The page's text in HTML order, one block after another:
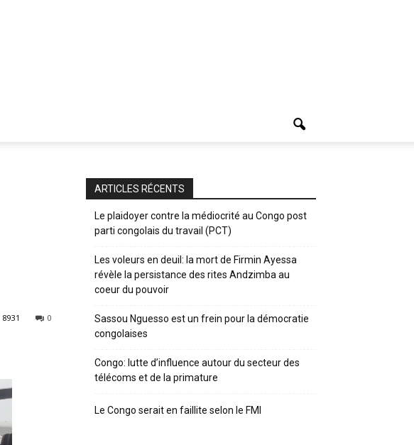
0
8931
ARTICLES RÉCENTS
Le plaidoyer contre la médiocrité au Congo post
parti congolais du travail (PCT)
Les voleurs en deuil: la mort de Firmin Ayessa
révèle la persistance des rites Andzimba au
coeur du pouvoir
Sassou Nguesso est un frein pour la démocratie
congolaises
Congo: lutte d’influence autour du secteur des
télécoms et de la primature
Le Congo serait en faillite selon le FMI